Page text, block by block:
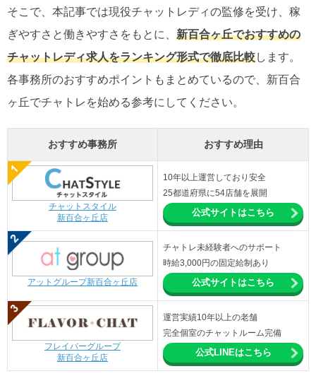
そこで、本記事では現役チャットレディの監修を受け、稼
ぎやすさと働きやすさをもとに、 新百合ヶ丘でおすすめの
チャットレディ求人をランキング形式で徹底比較します。
各事務所のおすすめポイントもまとめているので、新百合
ヶ丘でチャトレを始める参考にしてください。
おすすめ事務所 おすすめ理由
チャットスタイル
新百合ヶ丘店
10年以上運営しており安全
25都道府県に54店舗を展開
公式サイトはこちら
アットグループ新百合ヶ丘店
チャトレ未経験者へのサポート
時給3,000円の固定給制あり
公式サイトはこちら
フレイバーグループ
新百合ヶ丘店
運営実績10年以上の老舗
完全個室のチャットルーム完備
公式LINEはこちら